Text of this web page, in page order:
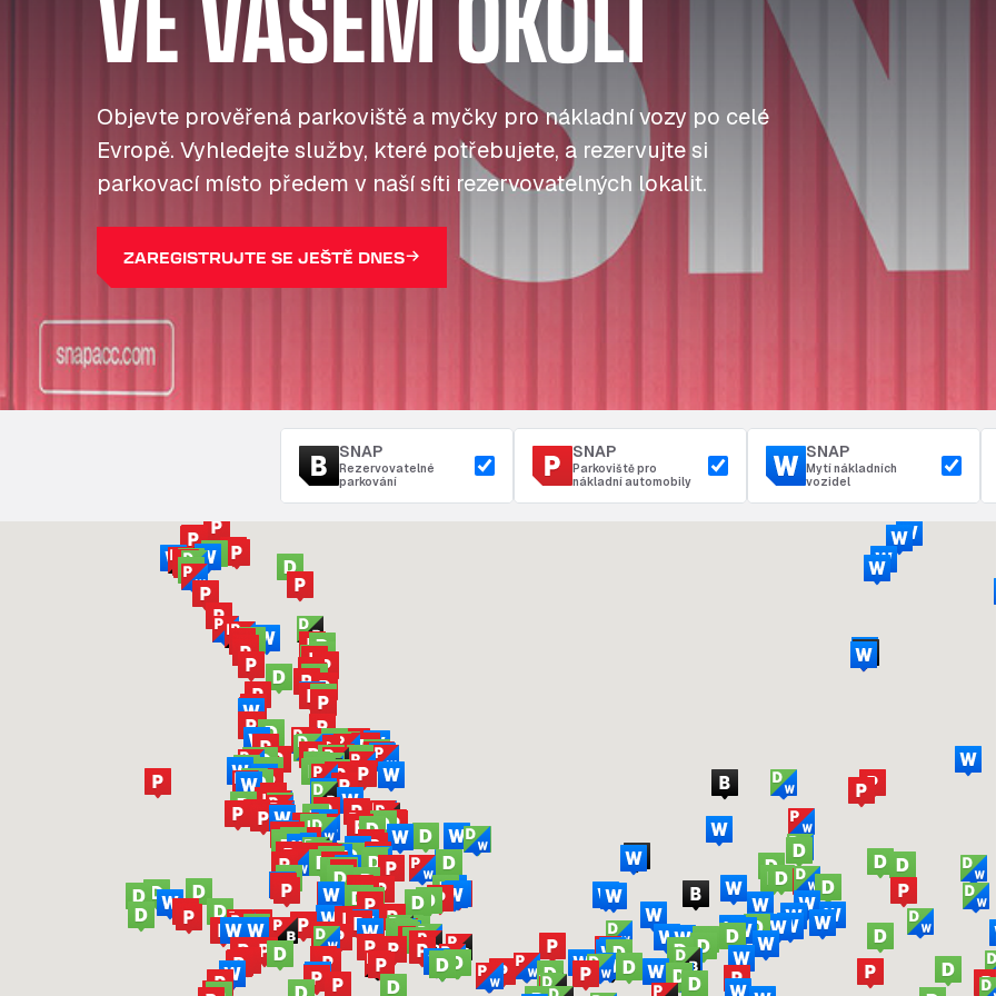
Přístup a bezpečnost
Parkoviště u depa
Objevte prověřená parkoviště a myčky pro nákladní vozy po celé
Evropě. Vyhledejte služby, které potřebujete, a rezervujte si
parkovací místo předem v naší síti rezervovatelných lokalit.
ZAREGISTRUJTE SE JEŠTĚ DNES
SNAP
Rezervovatelné
parkování
SNAP
Parkoviště pro
nákladní automobily
SNAP
Mytí nákladních
vozidel